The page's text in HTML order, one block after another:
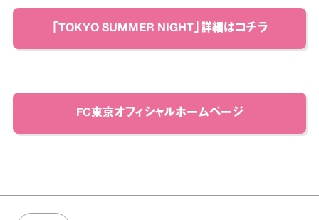
「TOKYO SUMMER NIGHT」詳細はコチラ
FC東京オフィシャルホームページ